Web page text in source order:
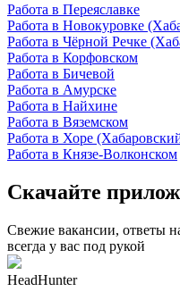
Работа в Переяславке
Работа в Новокуровке
Работа в Чёрной Речке
Работа в Корфовском
Работа в Бичевой
Работа в Амурске
Работа в Найхине
Работа в Вяземском
Работа в Хоре
Работа в Князе-Волконском
Скачайте
Свежие вакансии, ответы
всегда у вас под рукой
HeadHunter